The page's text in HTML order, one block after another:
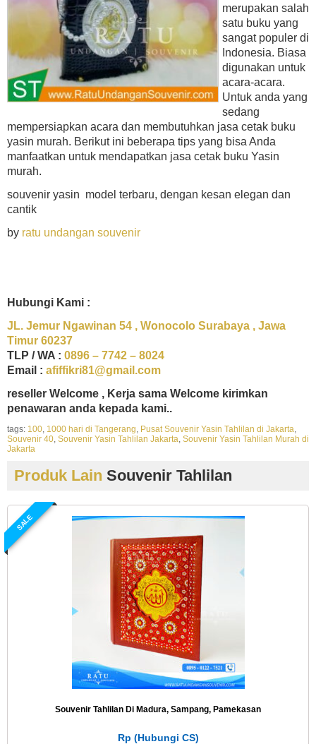
merupakan salah
satu buku yang
sangat populer di
Indonesia. Biasa
digunakan untuk
acara-acara.
Untuk anda yang
sedang
mempersiapkan acara dan membutuhkan jasa cetak buku
yasin murah. Berikut ini beberapa tips yang bisa Anda
manfaatkan untuk mendapatkan jasa cetak buku Yasin
murah.
souvenir yasin model terbaru, dengan kesan elegan dan
cantik
by ratu undangan souvenir
Hubungi Kami :
JL. Jemur Ngawinan 54 , Wonocolo Surabaya , Jawa
Timur 60237
TLP / WA : 0896 – 7742 – 8024
Email : afiffikri81@gmail.com
reseller Welcome , Kerja sama Welcome kirimkan
penawaran anda kepada kami..
tags: 100, 1000 hari di Tangerang, Pusat Souvenir Yasin Tahlilan di Jakarta,
Souvenir 40, Souvenir Yasin Tahlilan Jakarta, Souvenir Yasin Tahlilan Murah di
Jakarta
Produk Lain Souvenir Tahlilan
SALE
Souvenir Tahlilan Di Madura, Sampang, Pamekasan
Rp (Hubungi CS)